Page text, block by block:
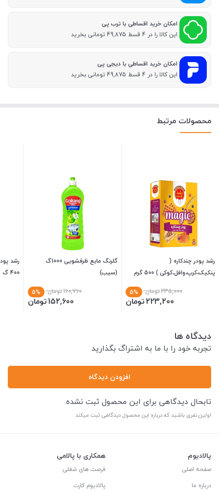
امکان خرید اقساطی با ترب پی
این کالا را در 4 قسط 49,875 تومانی بخرید
امکان خرید اقساطی با دیجی پی
این کالا را در 4 قسط 49,875 تومانی بخرید
محصولات مرتبط
رشد پودر چندکاره (
پنکیک،کرپ،وافل،کوکی ) 500 گرم
235,000تومان 5%
223,200تومان
گلرنگ مایع ظرفشویی 1000گ
(سیب)
160,760تومان 5%
152,600تومان
رشد
400 گ
دیدگاه ها
تجربه خود را با ما به اشتراگ بگذارید
افزودن دیدگاه
تابحال دیدگاهی برای این محصول ثبت نشده
اولین نفری باشید که درباره این محصول دیدگاهی ثبت میکند
پالادیوم
صفحه اصلی
درباره ما
همکاری با پالامی
فرصت های شغلی
پالادیوم کارت